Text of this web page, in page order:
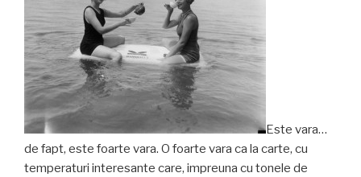
Este vara…
de fapt, este foarte vara. O foarte vara ca la carte, cu
temperaturi interesante care, impreuna cu tonele de